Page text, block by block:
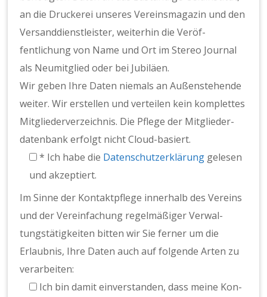
an die Druck­erei unseres Vere­ins­magazin und den
Ver­sand­di­en­stleis­ter, weit­er­hin die Veröf­
fentlichung von Name und Ort im Stereo Jour­nal
als Neu­mit­glied oder bei Jubiläen.
Wir geben Ihre Dat­en niemals an Außen­ste­hende
weit­er. Wir erstellen und verteilen kein kom­plettes
Mit­gliederverze­ich­nis. Die Pflege der Mit­glieder­
daten­bank erfol­gt nicht Cloud-basiert.
* Ich habe die Daten­schutzerk­lärung gele­sen
und akzep­tiert.
Im Sinne der Kon­tak­tpflege inner­halb des Vere­ins
und der Vere­in­fachung regelmäßiger Ver­wal­
tungstätigkeit­en bit­ten wir Sie fern­er um die
Erlaub­nis, Ihre Dat­en auch auf fol­gende Arten zu
ver­ar­beit­en:
Ich bin damit ein­ver­standen, dass meine Kon­